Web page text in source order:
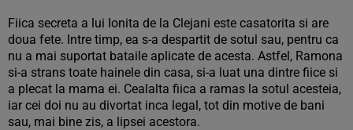
Fiica secreta a lui Ionita de la Clejani este casatorita si are
doua fete. Intre timp, ea s-a despartit de sotul sau, pentru ca
nu a mai suportat bataile aplicate de acesta. Astfel, Ramona
si-a strans toate hainele din casa, si-a luat una dintre fiice si
a plecat la mama ei. Cealalta fiica a ramas la sotul acesteia,
iar cei doi nu au divortat inca legal, tot din motive de bani
sau, mai bine zis, a lipsei acestora.